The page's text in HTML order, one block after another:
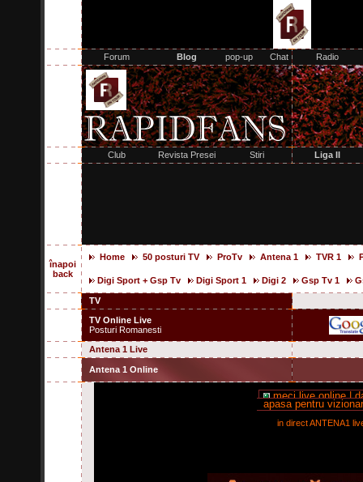
înapoi
back
Home 50 posturi TV ProTv Antena 1 TVR 1
Digi Sport + Gsp Tv Digi Sport 1 Digi 2 Gsp Tv 1
TV
TV Online Live
Posturi Romanesti
Antena 1 Live
Antena 1 Online
meci live online |
apasa pentru
in direct ANTENA1